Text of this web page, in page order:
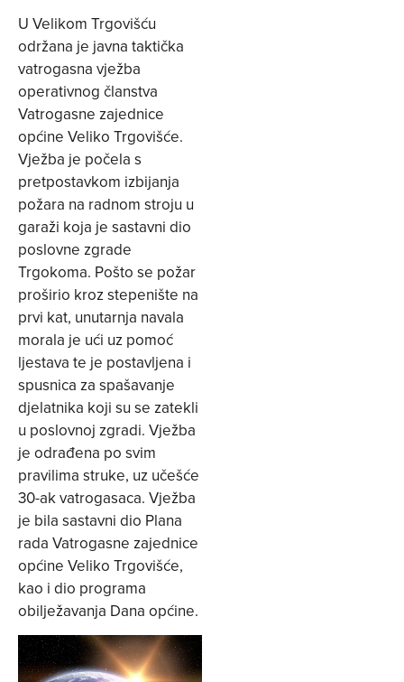
U Velikom Trgovišću
održana je javna taktička
vatrogasna vježba
operativnog članstva
Vatrogasne zajednice
općine Veliko Trgovišće.
Vježba je počela s
pretpostavkom izbijanja
požara na radnom stroju u
garaži koja je sastavni dio
poslovne zgrade
Trgokoma. Pošto se požar
proširio kroz stepenište na
prvi kat, unutarnja navala
morala je ući uz pomoć
ljestava te je postavljena i
spusnica za spašavanje
djelatnika koji su se zatekli
u poslovnoj zgradi. Vježba
je odrađena po svim
pravilima struke, uz učešće
30-ak vatrogasaca. Vježba
je bila sastavni dio Plana
rada Vatrogasne zajednice
općine Veliko Trgovišće,
kao i dio programa
obilježavanja Dana općine.